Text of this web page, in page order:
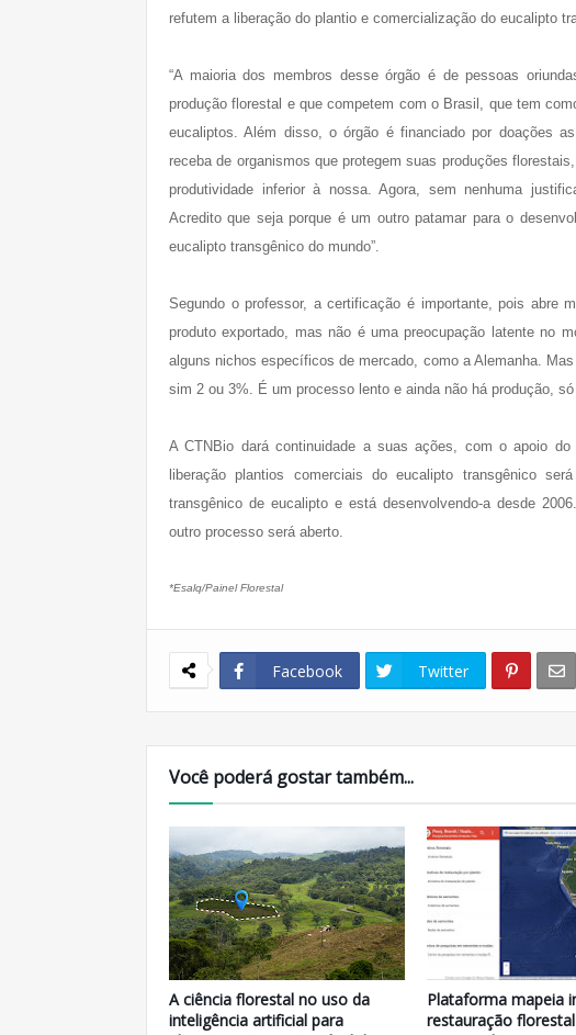
refutem a liberação do plantio e comercialização do eucalipto
“A maioria dos membros desse órgão é de pessoas
produção florestal e que competem com o Brasil, que tem
eucaliptos. Além disso, o órgão é financiado por doações
receba de organismos que protegem suas produções
produtividade inferior à nossa. Agora, sem nenhuma
Acredito que seja porque é um outro patamar para o
eucalipto transgênico do mundo”.
Segundo o professor, a certificação é importante, pois abre
produto exportado, mas não é uma preocupação latente no
alguns nichos específicos de mercado, como a Alemanha.
sim 2 ou 3%. É um processo lento e ainda não há produção,
A CTNBio dará continuidade a suas ações, com o apoio
liberação plantios comerciais do eucalipto transgênico
transgênico de eucalipto e está desenvolvendo-a desde
outro processo será aberto.
*Esalq/Painel Florestal
Facebook Twitter
Você poderá gostar também...
A ciência florestal no uso da
inteligência artificial para
Plataforma mapeia
restauração